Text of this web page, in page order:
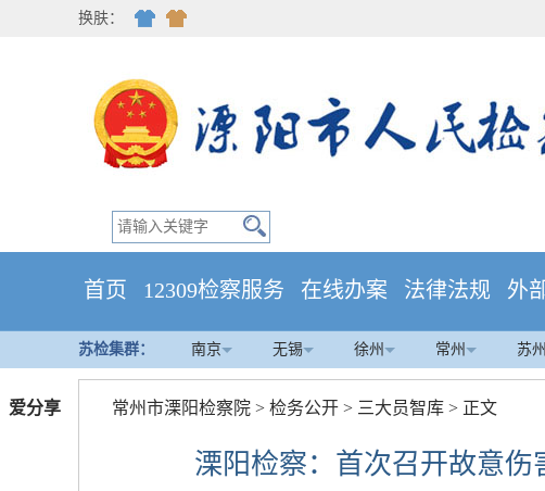
爱分享
换肤：
首页 12309检察服务 在线办案 法律法规 外
苏检集群： 南京 无锡 徐州 常州 苏州
常州市溧阳检察院 > 检务公开 > 三大员智库 > 正文
溧阳检察：首次召开故意